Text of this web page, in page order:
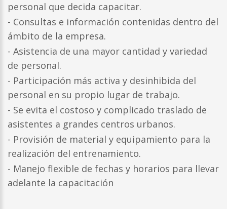
personal que decida capacitar.
- Consultas e información contenidas dentro del
ámbito de la empresa.
- Asistencia de una mayor cantidad y variedad
de personal.
- Participación más activa y desinhibida del
personal en su propio lugar de trabajo.
- Se evita el costoso y complicado traslado de
asistentes a grandes centros urbanos.
- Provisión de material y equipamiento para la
realización del entrenamiento.
- Manejo flexible de fechas y horarios para llevar
adelante la capacitación